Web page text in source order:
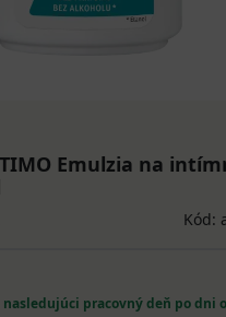
Emulzia na
Kód:
nasledujúci pracovný deň po dni